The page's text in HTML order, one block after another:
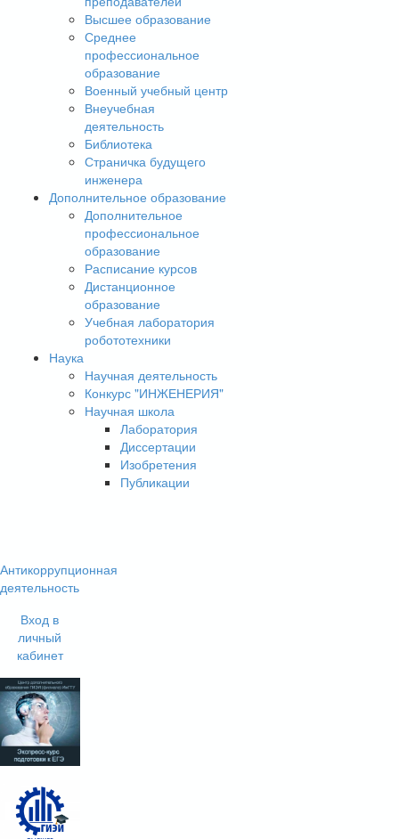
Высшее образование
Среднее
профессиональное
образование
Военный учебный центр
Внеучебная
деятельность
Библиотека
Страничка будущего
инженера
Дополнительное образование
Дополнительное
профессиональное
образование
Расписание курсов
Дистанционное
образование
Учебная лаборатория
робототехники
Наука
Научная деятельность
Конкурс "ИНЖЕНЕРИЯ"
Научная школа
Лаборатория
Диссертации
Изобретения
Публикации
Антикоррупционная
деятельность
Вход в
личный
кабинет